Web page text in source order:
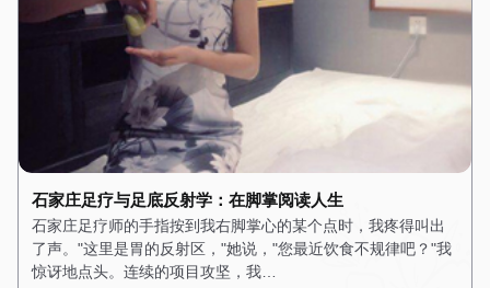
石家庄足疗与足底反射学：在脚掌阅读人生
石家庄足疗师的手指按到我右脚掌心的某个点时，我疼得叫出
了声。"这里是胃的反射区，"她说，"您最近饮食不规律吧？"我
惊讶地点头。连续的项目攻坚，我…